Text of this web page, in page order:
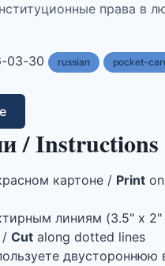
права в
03-30 russian
pocket-
/ Instructions
картоне / Print
линиям (3.5" x
/ Cut along dotted lines
двустороннюю